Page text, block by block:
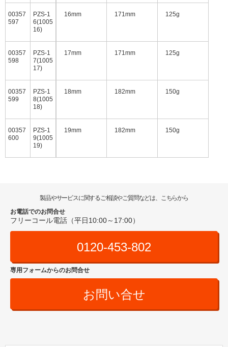
00357
597
PZS-1
6(1005
16)
00357
598
PZS-1
7(1005
17)
00357
599
PZS-1
8(1005
18)
00357
600
PZS-1
9(1005
19)
16mm 171mm 125g
17mm 171mm 125g
18mm 182mm 150g
19mm 182mm 150g
製品やサービスに関するご相談やご質問などは、こちらから
お電話でのお問合せ
フリーコール電話（平日10:00～17:00）
0120-453-802
専用フォームからのお問合せ
お問い合せ